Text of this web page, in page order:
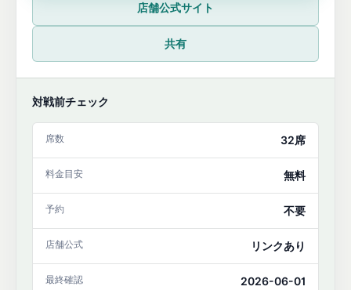
店舗公式サイト
共有
対戦前チェック
席数 32席
料金目安 無料
予約 不要
店舗公式 リンクあり
最終確認 2026-06-01